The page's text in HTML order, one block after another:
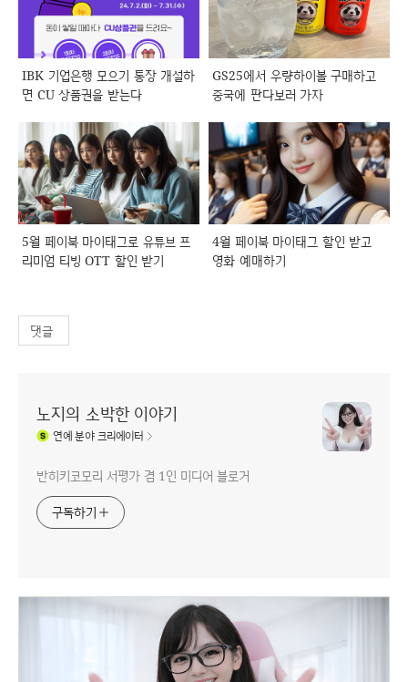
IBK 기업은행 모으기 통장 개설하
면 CU 상품권을 받는다
GS25에서 우량하이볼 구매하고
중국에 판다보러 가자
5월 페이북 마이태그로 유튜브 프
리미엄 티빙 OTT 할인 받기
4월 페이북 마이태그 할인 받고
영화 예매하기
댓글
노지의 소박한 이야기
연예분야 크리에이터
반히키코모리 서평가 겸 1인 미디어 블로거
구독하기